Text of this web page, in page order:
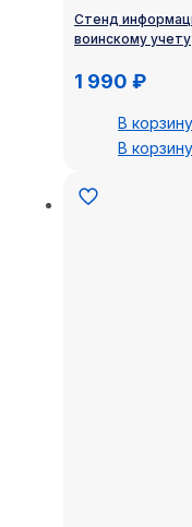
Стенд
воинскому учету
1 990 ₽
В корзину
В корзину